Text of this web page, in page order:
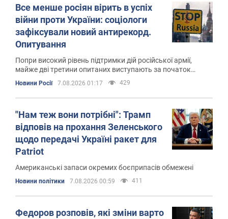
Все менше росіян вірить в успіх
війни проти України: соціологи
зафіксували новий антирекорд.
Опитування
Попри високий рівень підтримки дій російської армії,
майже дві третини опитаних виступають за початок
мирних переговорів
Новини Росії 7.08.2026 01:17 429
"Нам теж вони потрібні": Трамп
відповів на прохання Зеленського
щодо передачі Україні ракет для
Patriot
Американські запаси окремих боєприпасів обмежені
Новини політики 7.08.2026 00:59 411
Федоров розповів, які зміни варто